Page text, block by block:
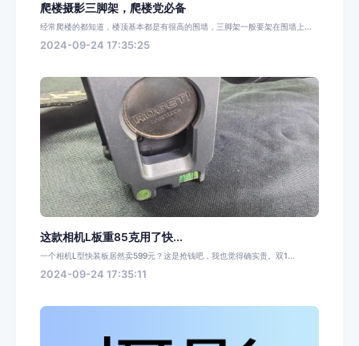
爬楼摄影三脚架，爬楼党必备
经常爬楼的都知道，楼顶基本都是有很高的围墙，三脚架一般要架在围墙上...
2024-09-24 17:35:25
这款相机L板重85克用了快...
一个相机L型快装板居然卖599元？这是抢钱吧，我也觉得确实贵。双1...
2024-09-24 17:35:11